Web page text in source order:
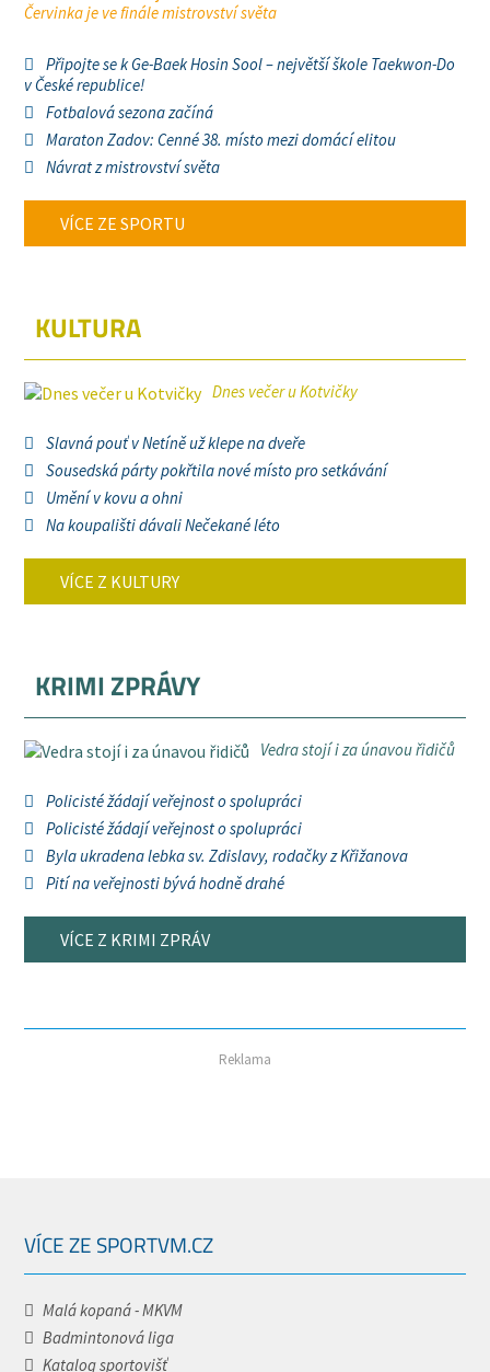
Červinka je ve finále mistrovství světa
Připojte se k Ge-Baek Hosin Sool – největší škole Taekwon-Do
v České republice!
Fotbalová sezona začíná
Maraton Zadov: Cenné 38. místo mezi domácí elitou
Návrat z mistrovství světa
VÍCE ZE SPORTU
KULTURA
Dnes večer u Kotvičky
Slavná pouť v Netíně už klepe na dveře
Sousedská párty pokřtila nové místo pro setkávání
Umění v kovu a ohni
Na koupališti dávali Nečekané léto
VÍCE Z KULTURY
KRIMI ZPRÁVY
Vedra stojí i za únavou řidičů
Policisté žádají veřejnost o spolupráci
Policisté žádají veřejnost o spolupráci
Byla ukradena lebka sv. Zdislavy, rodačky z Křižanova
Pití na veřejnosti bývá hodně drahé
VÍCE Z KRIMI ZPRÁV
Reklama
VÍCE ZE SPORTVM.CZ
Malá kopaná - MKVM
Badmintonová liga
Katalog sportovišť